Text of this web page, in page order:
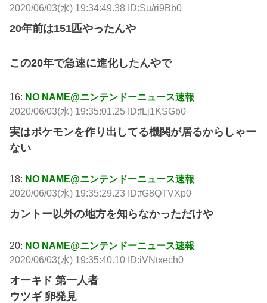
2020/06/03(水) 19:34:49.38 ID:Su/ri9Bb0
20年前は151匹やったんや
この20年で急速に進化したんやで
16: NO NAME@ニンテンドーニュース速報
2020/06/03(水) 19:35:01.25 ID:fLj1KSGb0
実はポケモンを作り出してる機関が居るからしゃー
ない
18: NO NAME@ニンテンドーニュース速報
2020/06/03(水) 19:35:29.23 ID:fG8QTVXp0
カントー以外の地方を知らなかっただけや
20: NO NAME@ニンテンドーニュース速報
2020/06/03(水) 19:35:40.10 ID:iVNtxech0
オーキド 第一人者
ウツギ 卵発見